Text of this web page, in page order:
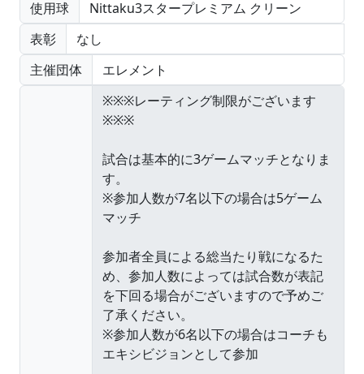
使用球
Nittaku3スタープレミアム クリーン
表彰
なし
主催団体
エレメント